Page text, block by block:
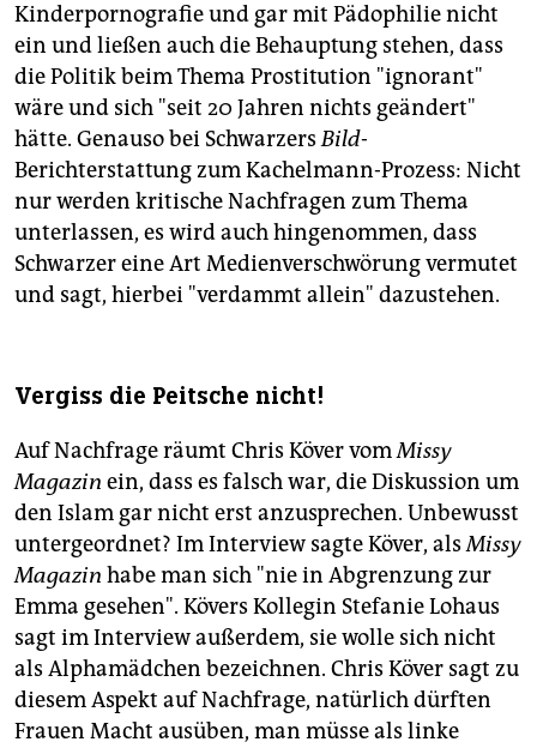
Kinderpornografie und gar mit Pädophilie nicht
ein und ließen auch die Behauptung stehen, dass
die Politik beim Thema Prostitution "ignorant"
wäre und sich "seit 20 Jahren nichts geändert"
hätte. Genauso bei SchwarzersBild-
Berichterstattung zum Kachelmann-Prozess: Nicht
nur werden kritische Nachfragen zum Thema
unterlassen, es wird auch hingenommen, dass
Schwarzer eine Art Medienverschwörung vermutet
und sagt, hierbei "verdammt allein" dazustehen.
Vergiss die Peitsche nicht!
Auf Nachfrage räumt Chris Köver vomMissy
Magazin ein, dass es falsch war, die Diskussion um
den Islam gar nicht erst anzusprechen. Unbewusst
untergeordnet? Im Interview sagte Köver, alsMissy
Magazin habe man sich "nie in Abgrenzung zur
Emma gesehen". Kövers Kollegin Stefanie Lohaus
sagt im Interview außerdem, sie wolle sich nicht
als Alphamädchen bezeichnen. Chris Köver sagt zu
diesem Aspekt auf Nachfrage, natürlich dürften
Frauen Macht ausüben, man müsse als linke